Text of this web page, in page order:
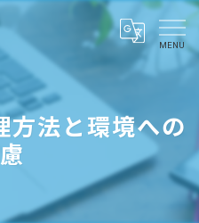
方法と環境への